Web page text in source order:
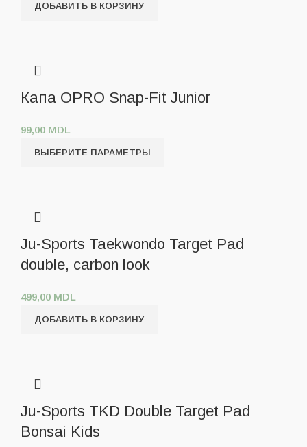
ДОБАВИТЬ В КОРЗИНУ
Капа OPRO Snap-Fit Junior
99,00 MDL
ВЫБЕРИТЕ ПАРАМЕТРЫ
Ju-Sports Taekwondo Target Pad
double, carbon look
499,00 MDL
ДОБАВИТЬ В КОРЗИНУ
Ju-Sports TKD Double Target Pad
Bonsai Kids